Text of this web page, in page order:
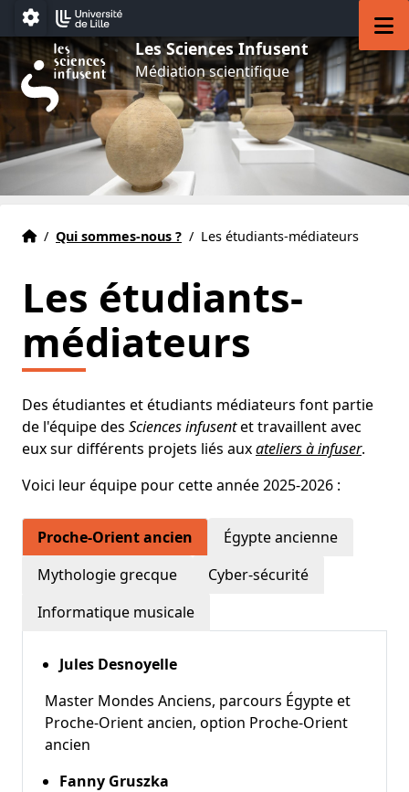
Aller au menu
Aller au contenu
Aller au pied de page
Paramétrage
Les Sciences Infusent
Médiation scientifique
Accueil
Accueil
/ Qui sommes-nous ? / Les étudiants-médiateurs
Les étudiants-
médiateurs
Des étudiantes et étudiants médiateurs font partie
de l'équipe des Sciences infusentet travaillent avec
eux sur différents projets liés auxateliers à infuser.
Voici leur équipe pour cette année 2025-2026 :
Proche-Orient ancien
Égypte ancienne
Mythologie grecque
Cyber-sécurité
Informatique musicale
Jules Desnoyelle
Master Mondes Anciens, parcours Égypte et
Proche-Orient ancien, option Proche-Orient
ancien
Fanny Gruszka